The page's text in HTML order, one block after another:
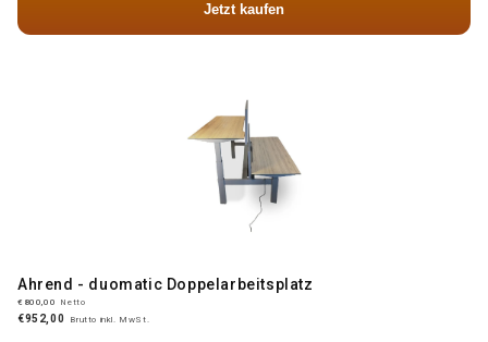
Jetzt kaufen
Ahrend - duomatic Doppelarbeitsplatz
€800,00 Netto
€952,00 Brutto inkl. MwSt.